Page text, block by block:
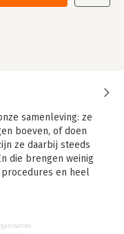
samenleving: ze
boeven, of doen
ze daarbij steeds
die brengen weinig
en heel